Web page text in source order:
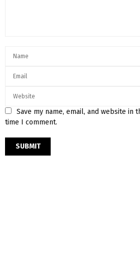
Save my name, email, and website in
time I comment.